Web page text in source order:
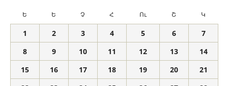
Ե Ե Չ Հ Ու Շ Կ
1 2 3 4 5 6
7
8
9 10 11 12 13
14
15
16 17 18 19 20
21